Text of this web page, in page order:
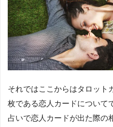
それではここからはタロット
枚である恋人カードについて
占いで恋人カードが出た際の